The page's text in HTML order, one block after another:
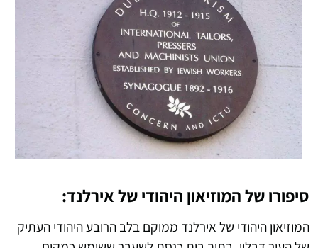
סיפורו של המוזיאון היהודי של אירלנד:
המוזיאון היהודי של אירלנד ממוקם בלב הרובע היהודי העתיק